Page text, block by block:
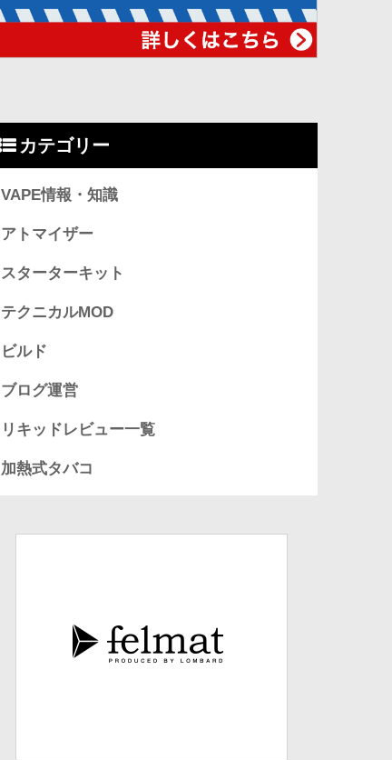
カテゴリー
VAPE情報・知識
アトマイザー
スターターキット
テクニカルMOD
ビルド
ブログ運営
リキッドレビュー一覧
加熱式タバコ